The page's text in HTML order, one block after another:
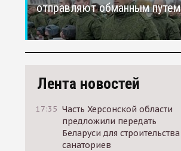
отправляют обманным путем
Лента новостей
17:35 Часть Херсонской области
предложили передать
Беларуси для строительства
санаториев